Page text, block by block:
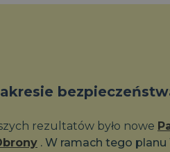
rezultatów było nowe
. W ramach tego